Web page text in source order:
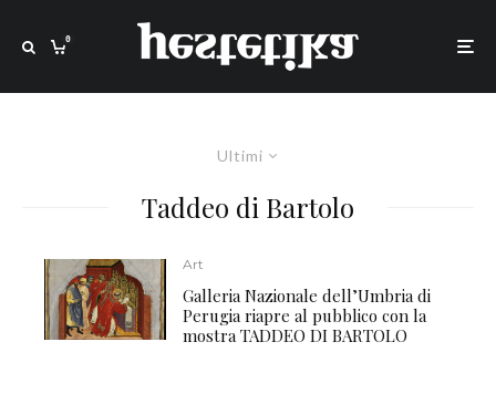
0
Ultimi
Taddeo di Bartolo
Art
Galleria Nazionale dell’Umbria di
Perugia riapre al pubblico con la
mostra TADDEO DI BARTOLO